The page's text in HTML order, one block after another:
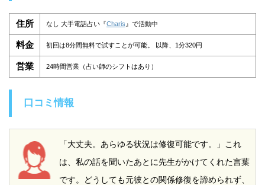
住所 なし 大手電話占い『Charis 』で活動中
料金 初回は8分間無料で試すことが可能。 以降、1分320円
営業 24時間営業（占い師のシフトはあり）
口コミ情報
「大丈夫。あらゆる状況は修復可能です。」これ
は、私の話を聞いたあとに先生がかけてくれた言葉
です。どうしても元彼との関係修復を諦められず、